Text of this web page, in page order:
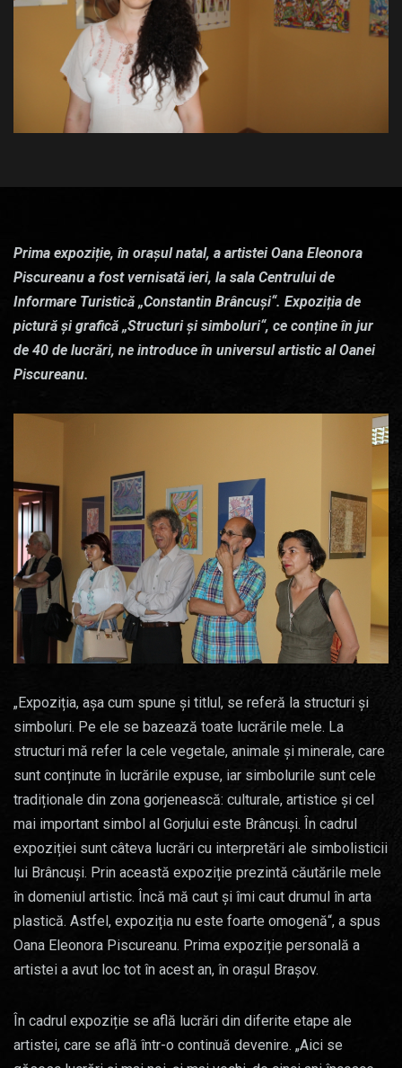
Prima expoziție, în orașul natal, a artistei Oana Eleonora
Piscureanu a fost vernisată ieri, la sala Centrului de
Informare Turistică „Constantin Brâncuși“. Expoziția de
pictură și grafică „Structuri și simboluri“, ce conține în jur
de 40 de lucrări, ne introduce în universul artistic al Oanei
Piscureanu.
„Expoziția, așa cum spune și titlul, se referă la structuri și
simboluri. Pe ele se bazează toate lucrările mele. La
structuri mă refer la cele vegetale, animale și minerale, care
sunt conținute în lucrările expuse, iar simbolurile sunt cele
tradiționale din zona gorjenească: culturale, artistice și cel
mai important simbol al Gorjului este Brâncuși. În cadrul
expoziției sunt câteva lucrări cu interpretări ale simbolisticii
lui Brâncuși. Prin această expoziție prezintă căutările mele
în domeniul artistic. Încă mă caut și îmi caut drumul în arta
plastică. Astfel, expoziția nu este foarte omogenă“, a spus
Oana Eleonora Piscureanu. Prima expoziție personală a
artistei a avut loc tot în acest an, în orașul Brașov.
În cadrul expoziție se află lucrări din diferite etape ale
artistei, care se află într-o continuă devenire. „Aici se